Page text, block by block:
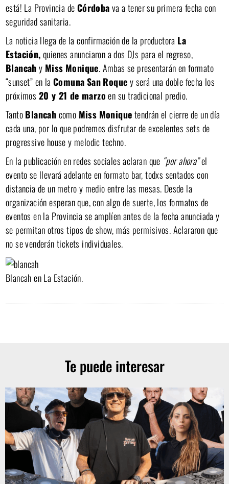
está! La Provincia deCórdobava a tener su primera fecha con
seguridad sanitaria.
La noticia llega de la confirmación de la productora La
Estación,quienes anunciaron a dos DJs para el regreso,
Blancahy Miss Monique. Ambas se presentarán en formato
“sunset” en laComunaSanRoquey será una doble fecha los
próximos 20 y 21 de marzoen su tradicional predio.
TantoBlancahcomo Miss Moniquetendrán el cierre de un día
cada una, por lo que podremos disfrutar de excelentes sets de
progressive house y melodic techno.
En la publicación en redes sociales aclaran que “por ahora”el
evento se llevará adelante en formato bar, todxs sentados con
distancia de un metro y medio entre las mesas. Desde la
organización esperan que, con algo de suerte, los formatos de
eventos en la Provincia se amplíen antes de la fecha anunciada y
se permitan otros tipos de show, más permisivos. Aclararon que
no se venderán tickets individuales.
Blancah en La Estación.
Te puede interesar